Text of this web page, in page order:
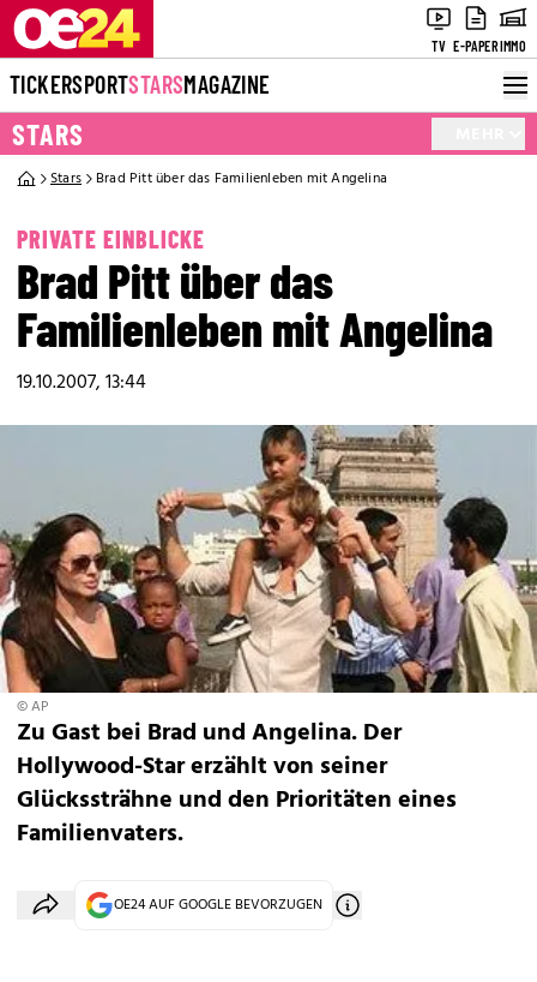
TV E-PAPERIMMO
TICKERSPORTSTARSMAGAZINE
STARS
Stars Brad Pitt über das Familienleben mit Angelina
PRIVATE EINBLICKE
Brad Pitt über das
Familienleben mit Angelina
19.10.2007, 13:44
© AP
Zu Gast bei Brad und Angelina. Der
Hollywood-Star erzählt von seiner
Glückssträhne und den Prioritäten eines
Familienvaters.
OE24 AUF GOOGLE BEVORZUGEN